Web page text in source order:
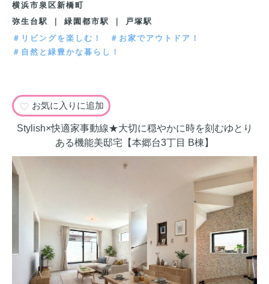
横浜市泉区新橋町
弥生台駅 ｜ 緑園都市駅 ｜ 戸塚駅
＃リビングを楽しむ！
＃お家でアウトドア！
＃自然と緑豊かな暮らし！
お気に入りに追加
Stylish×快適家事動線★大切に穏やかに時を刻むゆとり
ある機能美邸宅【本郷台3丁目 B棟】